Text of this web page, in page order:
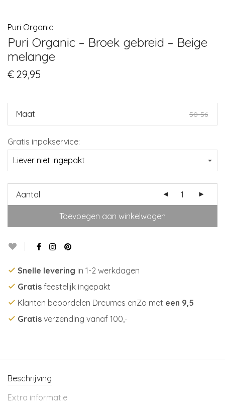
Puri Organic
Puri Organic – Broek gebreid – Beige
melange
€ 29,95
Maat 50-56
Gratis inpakservice:
Aantal
Toevoegen aan winkelwagen
Snelle levering in 1-2 werkdagen
Gratis feestelijk ingepakt
Klanten beoordelen Dreumes enZo met een 9,5
Gratis verzending vanaf 100,-
Beschrijving
Extra informatie